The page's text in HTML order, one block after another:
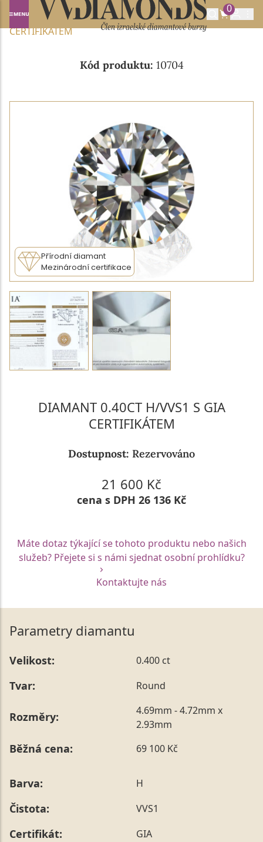
0
Domů NABÍDKA DIAMANTŮ
0.40CT H/VVS1 S GIA
CERTIFIKÁTEM
Kód produktu: 10704
Přírodní diamant
Mezinárodní certifikace
DIAMANT 0.40CT H/VVS1 S GIA
CERTIFIKÁTEM
Dostupnost: Rezervováno
21 600 Kč
cena s DPH 26 136 Kč
Máte dotaz týkající se tohoto produktu nebo našich
služeb? Přejete si s námi sjednat osobní prohlídku?
Kontaktujte nás
Parametry diamantu
Velikost: 0.400 ct
Tvar: Round
Rozměry:
4.69mm - 4.72mm x
2.93mm
Běžná cena: 69 100 Kč
Barva: H
Čistota: VVS1
Certifikát: GIA